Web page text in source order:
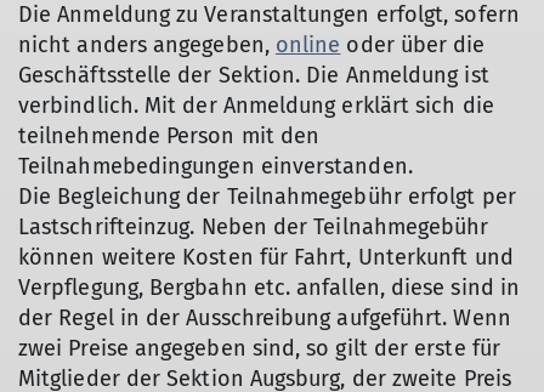
Die Anmeldung zu Veranstaltungen erfolgt, sofern
nicht anders angegeben, online oder über die
Geschäftsstelle der Sektion. Die Anmeldung ist
verbindlich. Mit der Anmeldung erklärt sich die
teilnehmende Person mit den
Teilnahmebedingungen einverstanden.
Die Begleichung der Teilnahmegebühr erfolgt per
Lastschrifteinzug. Neben der Teilnahmegebühr
können weitere Kosten für Fahrt, Unterkunft und
Verpflegung, Bergbahn etc. anfallen, diese sind in
der Regel in der Ausschreibung aufgeführt. Wenn
zwei Preise angegeben sind, so gilt der erste für
Mitglieder der Sektion Augsburg, der zweite Preis